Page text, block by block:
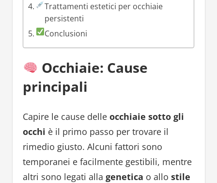
Trattamenti estetici per occhiaie
persistenti
Conclusioni
Occhiaie: Cause
principali
Capire le cause delle occhiaie sotto gli
occhi è il primo passo per trovare il
rimedio giusto. Alcuni fattori sono
temporanei e facilmente gestibili, mentre
altri sono legati alla genetica o allo stile